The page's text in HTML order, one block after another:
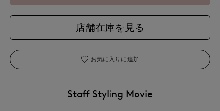
店舗在庫を見る
お気に入りに追加
Staff Styling Movie